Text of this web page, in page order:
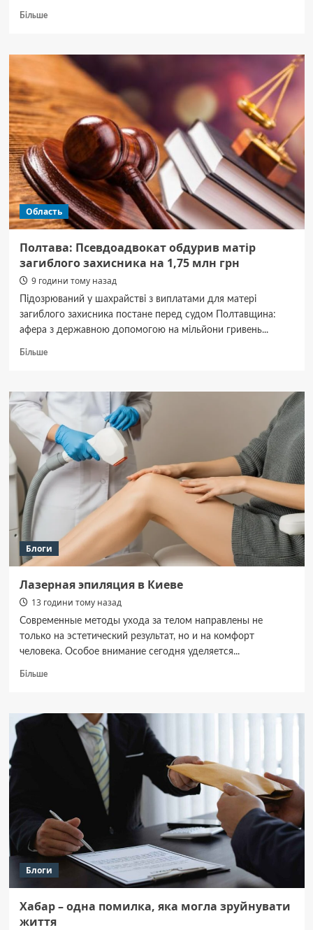
БільшеДокладніше
для
Полтавщини:
громади
оберуть
енергію
сонця.
Область
Полтава: Псевдоадвокат обдурив матір
загиблого захисника на 1,75 млн грн
9 години тому назад
Підозрюваний у шахрайстві з виплатами для матері
загиблого захисника постане перед судом Полтавщина:
афера з державною допомогою на мільйони гривень...
БільшеДокладніше
Псевдоадвокат
обдурив
матір
загиблого
захисника
на
1,75
млн
Блоги
Лазерная эпиляция в Киеве
13 години тому назад
Современные методы ухода за телом направлены не
только на эстетический результат, но и на комфорт
человека. Особое внимание сегодня уделяется...
БільшеДокладніше
эпиляция
Блоги
Хабар – одна помилка, яка могла зруйнувати
життя